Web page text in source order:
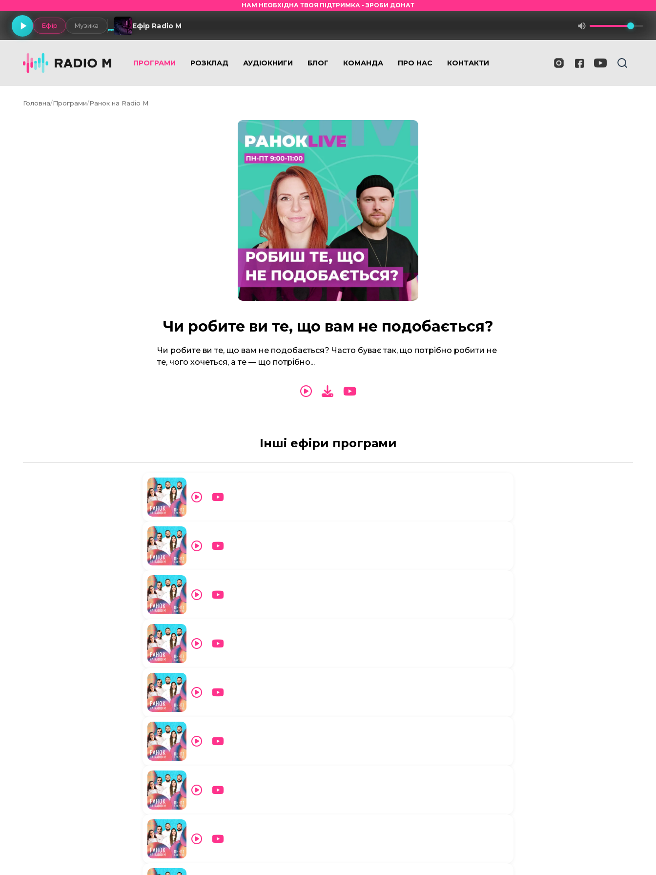
НАМ НЕОБХІДНА ТВОЯ ПІДТРИМКА - ЗРОБИ ДОНАТ
Ефір Музика Ефір Radio M
ПРОГРАМИ РОЗКЛАД АУДІОКНИГИ БЛОГ КОМАНДА ПРО НАС КОНТАКТИ
Головна/Програми/Ранок на Radio M
Чи робите ви те, що вам не подобається?
Чи робите ви те, що вам не подобається? Часто буває так, що потрібно робити не
те, чого хочеться, а те — що потрібно...
Інші ефіри програми